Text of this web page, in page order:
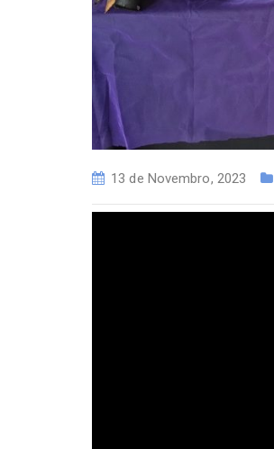
13 de Novembro, 2023